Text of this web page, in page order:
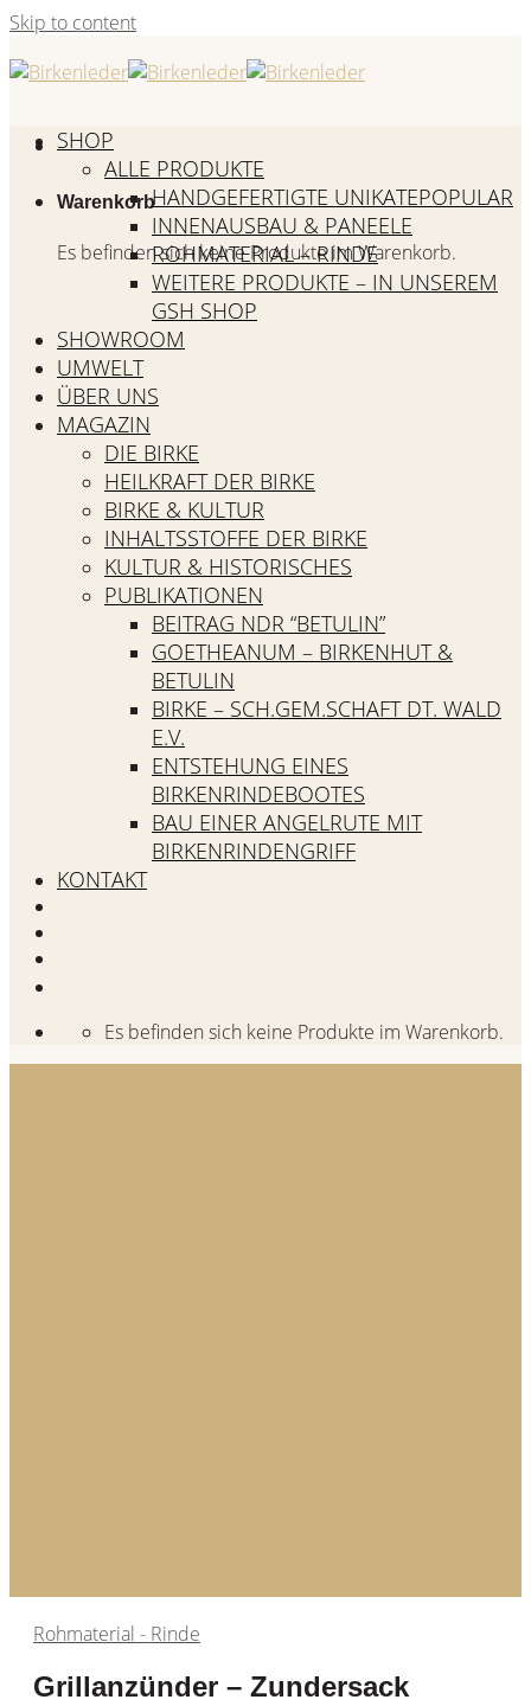
Skip to content
Warenkorb
Es befinden sich keine Produkte im Warenkorb.
SHOP
ALLE PRODUKTE
HANDGEFERTIGTE UNIKATE
INNENAUSBAU & PANEELE
ROHMATERIAL – RINDE
WEITERE PRODUKTE – IN UNSEREM
GSH SHOP
SHOWROOM
UMWELT
ÜBER UNS
MAGAZIN
DIE BIRKE
HEILKRAFT DER BIRKE
BIRKE & KULTUR
INHALTSSTOFFE DER BIRKE
KULTUR & HISTORISCHES
PUBLIKATIONEN
BEITRAG NDR “BETULIN”
GOETHEANUM – BIRKENHUT &
BETULIN
BIRKE – SCH.GEM.SCHAFT DT. WALD
E.V.
ENTSTEHUNG EINES
BIRKENRINDEBOOTES
BAU EINER ANGELRUTE MIT
BIRKENRINDENGRIFF
KONTAKT
Es befinden sich keine Produkte im Warenkorb.
Rohmaterial - Rinde
Grillanzünder – Zundersack